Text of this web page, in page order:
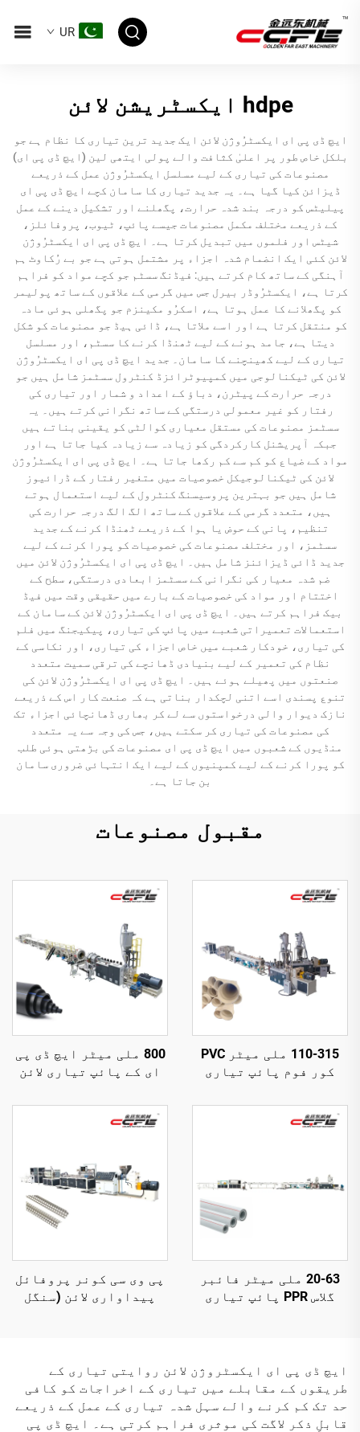
UR
hdpe ایکسٹریشن لائن
ایچ ڈی پی ای ایکسٹرُوژن لائن ایک جدید ترین تیاری کا نظام ہے جو
بلکل خاص طور پر اعلیٰ کثافت والے پولی ایتھی لین (ایچ ڈی پی ای)
مصنوعات کی تیاری کے لیے مسلسل ایکسٹرُوژن عمل کے ذریعے
ڈیزائن کیا گیا ہے۔ یہ جدید تیاری کا سامان کچے ایچ ڈی پی ای
پیلیٹس کو درجہ بند شدہ حرارت، پگھلنے اور تشکیل دینے کے عمل
کے ذریعے مختلف مکمل مصنوعات جیسے پائپ، ٹیوب، پروفائلز،
شیٹس اور فلموں میں تبدیل کرتا ہے۔ ایچ ڈی پی ای ایکسٹرُوژن
لائن کئی ایک انضمام شدہ اجزاء پر مشتمل ہوتی ہے جو بے رُکاوٹ ہم
آہنگی کے ساتھ کام کرتے ہیں: فیڈنگ سسٹم جو کچے مواد کو فراہم
کرتا ہے، ایکسٹرُوڈر بیرل جس میں گرمی کے علاقوں کے ساتھ پولیمر
کو پگھلانے کا عمل ہوتا ہے، اسکرُو مکینزم جو پگھلی ہوئی مادہ
کو منتقل کرتا ہے اور اسے ملاتا ہے، ڈائی ہیڈ جو مصنوعات کو شکل
دیتا ہے، جامد ہونے کے لیے ٹھنڈا کرنے کا سسٹم، اور مسلسل
تیاری کے لیے کھینچنے کا سامان۔ جدید ایچ ڈی پی ای ایکسٹرُوژن
لائن کی ٹیکنالوجی میں کمپیوٹرائزڈ کنٹرول سسٹمز شامل ہیں جو
درجہ حرارت کے پیٹرن، دباؤ کے اعداد و شمار اور تیاری کی
رفتار کو غیر معمولی درستگی کے ساتھ نگرانی کرتے ہیں۔ یہ
سسٹمز مصنوعات کی مستقل معیاری کوالٹی کو یقینی بناتے ہیں
جبکہ آپریشنل کارکردگی کو زیادہ سے زیادہ کیا جاتا ہے اور
مواد کے ضیاع کو کم سے کم رکھا جاتا ہے۔ ایچ ڈی پی ای ایکسٹرُوژن
لائن کی ٹیکنالوجیکل خصوصیات میں متغیر رفتار کے ڈرائیوز
شامل ہیں جو بہترین پروسیسنگ کنٹرول کے لیے استعمال ہوتے
ہیں، متعدد گرمی کے علاقوں کے ساتھ الگ الگ درجہ حرارت کی
تنظیم، پانی کے حوض یا ہوا کے ذریعے ٹھنڈا کرنے کے جدید
سسٹمز، اور مختلف مصنوعات کی خصوصیات کو پورا کرنے کے لیے
جدید ڈائی ڈیزائنز شامل ہیں۔ ایچ ڈی پی ای ایکسٹرُوژن لائن میں
ضم شدہ معیار کی نگرانی کے سسٹمز ابعادی درستگی، سطح کے
اختتام اور مواد کی خصوصیات کے بارے میں حقیقی وقت میں فیڈ
بیک فراہم کرتے ہیں۔ ایچ ڈی پی ای ایکسٹرُوژن لائن کے سامان کے
استعمالات تعمیراتی شعبے میں پائپ کی تیاری، پیکیجنگ میں فلم
کی تیاری، خودکار شعبے میں خاص اجزاء کی تیاری، اور نکاسی کے
نظام کی تعمیر کے لیے بنیادی ڈھانچے کی ترقی سمیت متعدد
صنعتوں میں پھیلے ہوئے ہیں۔ ایچ ڈی پی ای ایکسٹرُوژن لائن کی
تنوع پسندی اسے اتنی لچکدار بناتی ہے کہ صنعت کار اس کے ذریعے
نازک دیوار والی درخواستوں سے لے کر بھاری ڈھانچائی اجزاء تک
کی مصنوعات کی تیاری کر سکتے ہیں، جس کی وجہ سے یہ متعدد
منڈیوں کے شعبوں میں ایچ ڈی پی ای مصنوعات کی بڑھتی ہوئی طلب
کو پورا کرنے کے لیے کمپنیوں کے لیے ایک انتہائی ضروری سامان
بن جاتا ہے۔
مقبول مصنوعات
110-315 ملی میٹر PVC
کور فوم پائپ تیاری
800 ملی میٹر ایچ ڈی پی
ای کے پائپ تیاری لائن
20-63 ملی میٹر فائبر
گلاس PPR پائپ تیاری
پی وی سی کونر پروفائل
پیداواری لائن (سنگل
ایچ ڈی پی ای ایکسٹروژن لائن روایتی تیاری کے
طریقوں کے مقابلے میں تیاری کے اخراجات کو کافی
حد تک کم کرنے والے سہل شدہ تیاری کے عمل کے ذریعے
قابلِ ذکر لاگت کی موثری فراہم کرتی ہے۔ ایچ ڈی پی